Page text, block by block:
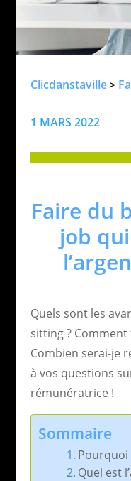
Clicdanstaville>
1 MARS 2022
Faire du
job
Quels sont les
sitting ?
Combien serai-je
à vos questions
rémunératrice !
Sommaire
Pourquoi
Quel est